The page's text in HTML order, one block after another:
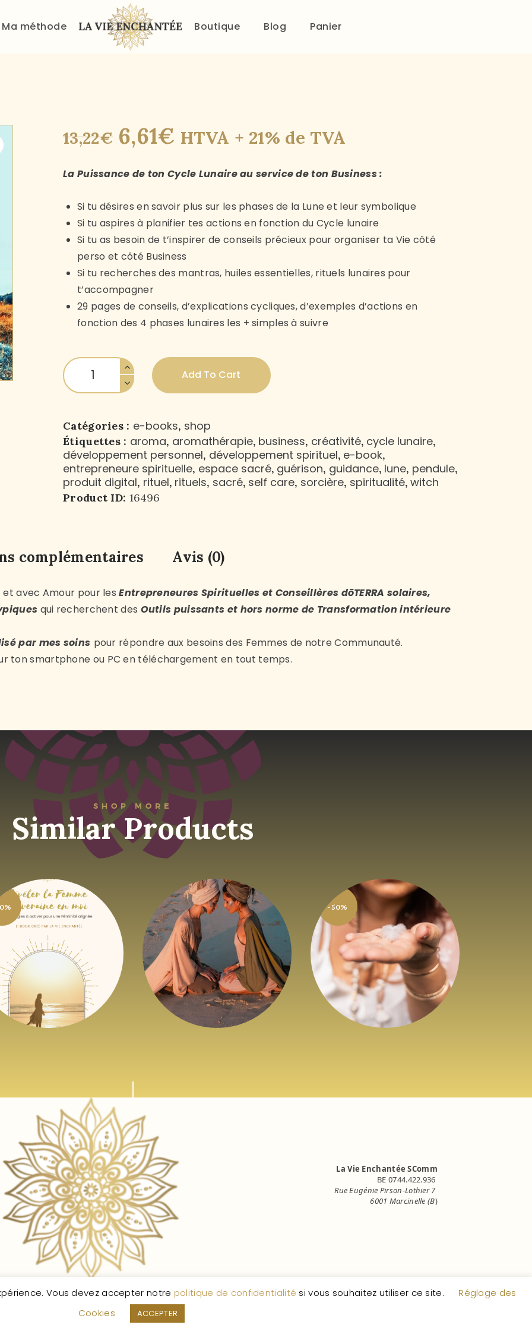
Ma méthode Boutique Blog Panier
ACCUEIL
À PROPOS
MA MÉTHODE
BOUTIQUE
PANIER
13,22€ 6,61€ HTVA + 21% de TVA
La Puissance de ton Cycle Lunaire au service de ton Business :
Si tu désires en savoir plus sur les phases de la Lune et leur symbolique
Si tu aspires à planifier tes actions en fonction du Cycle lunaire
Si tu as besoin de t’inspirer de conseils précieux pour organiser ta Vie côté
perso et côté Business
Si tu recherches des mantras, huiles essentielles, rituels lunaires pour
t’accompagner
29 pages de conseils, d’explications cycliques, d’exemples d’actions en
fonction des 4 phases lunaires les + simples à suivre
Add To Cart
Catégories : e-books, shop
Étiquettes : aroma, aromathérapie, business, créativité, cycle lunaire,
développement personnel, développement spirituel, e-book,
entrepreneure spirituelle, espace sacré, guérison, guidance, lune, pendule,
produit digital, rituel, rituels, sacré, self care, sorcière, spiritualité,witch
Product ID: 16496
complémentaires Avis (0)
avec Amour pour lesEntrepreneures Spirituelles et Conseillères dōTERRA solaires,
qui recherchent des Outils puissants et hors norme de Transformation intérieure
par mes soins pour répondre aux besoins des Femmes de notre Communauté.
ton smartphone ou PC en téléchargement en tout temps.
SHOP MORE
Similar Products
book Révéler la
Femme
en moi
| Éveil Féminin
22 € 6
HTVA + 21% de
Mentorat pour
Entrepreneures
Spirituelles
528,93€ HTVA + 21% de TVA
-50%
E-book Un Espace
Sacré pour mes
Rituels
13 22€ 6,61€ HTVA + 21% de
TVA
La Vie Enchantée SComm
BE 0744.422.936
Rue Eugénie Pirson-Lothier 7
6001 Marcinelle (B)
Politique des cookies
© 2026 – Tous droits réservés.
Vous devez accepter notre politique de confidentialité si vous souhaitez utiliser ce site.
Réglage des
Cookies
ACCEPTER